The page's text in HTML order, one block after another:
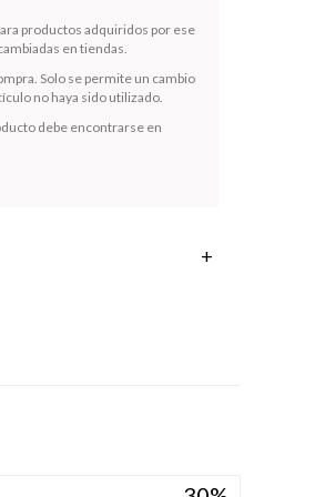
productos adquiridos por ese
en tiendas.
Solo se permite un cambio
no haya sido utilizado.
debe encontrarse en